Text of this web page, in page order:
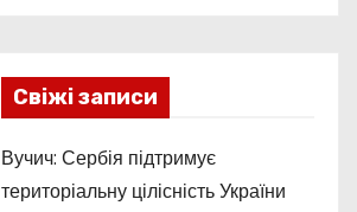
Свіжі записи
Вучич: Сербія підтримує
територіальну цілісність України